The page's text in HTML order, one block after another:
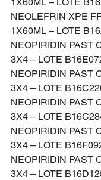
NEOLEFRIN XPE
1X60ML – LOTE
NEOPIRIDIN PAST
3X4 – LOTE
NEOPIRIDIN PAST
3X4 – LOTE
NEOPIRIDIN PAST
3X4 – LOTE
NEOPIRIDIN PAST
3X4 – LOTE
NEOPIRIDIN PAST
3X4 – LOTE